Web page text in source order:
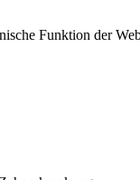
Funktion der